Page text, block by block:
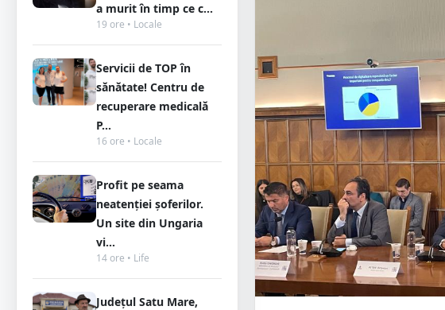
a murit în timp ce c...
19 ore • Locale
Servicii de TOP în
sănătate! Centru de
recuperare medicală
P...
16 ore • Locale
Profit pe seama
neatenției șoferilor.
Un site din Ungaria
vi...
14 ore • Life
Județul Satu Mare,